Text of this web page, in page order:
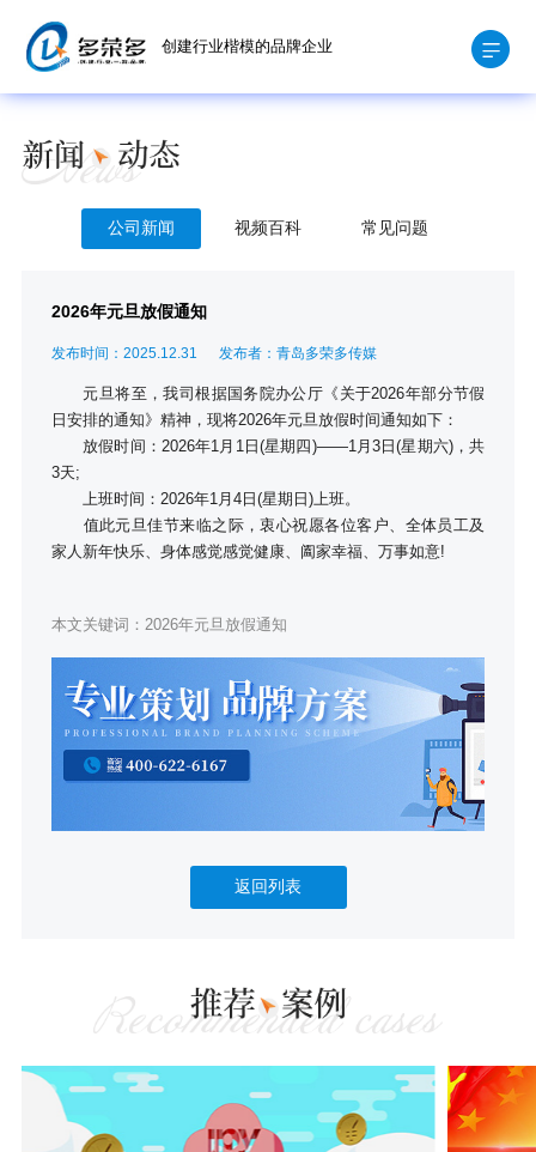
创建行业楷模的品牌企业
公司新闻 视频百科 常见问题
2026年元旦放假通知
发布时间：2025.12.31 发布者：青岛多荣多传媒
元旦将至，我司根据国务院办公厅《关于2026年部分节假
日安排的通知》精神，现将2026年元旦放假时间通知如下：
放假时间：2026年1月1日(星期四)——1月3日(星期六)，共
3天;
上班时间：2026年1月4日(星期日)上班。
值此元旦佳节来临之际，衷心祝愿各位客户、全体员工及
家人新年快乐、身体感觉感觉健康、阖家幸福、万事如意!
本文关键词： 2026年元旦放假通知
返回列表